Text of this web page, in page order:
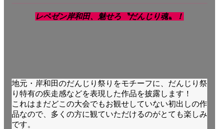
レペゼン岸和田、魅せろ〝だんじり魂〟！
地元・岸和田のだんじり祭りをモチーフに、だんじり祭
り特有の疾走感などを表現した作品を披露します！
これはまだどこの大会でもお観せしていない初出しの作
品なので、多くの方に観ていただけるのがとても楽しみ
です。